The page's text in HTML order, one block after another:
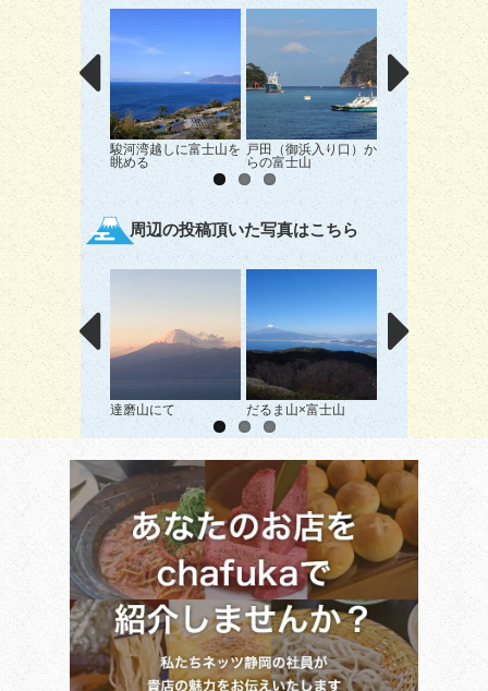
駿河湾越しに富士山を
眺める
戸田（御浜入り口）か
らの富士山
煌めきの丘
周辺の投稿頂いた写真はこちら
達磨山にて だるま山×富士山 崇める 拝む